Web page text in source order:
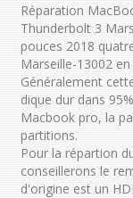
Réparation
Thunderbolt 3
pouces 2018
Marseille-13002 en
Généralement
dique dur dans
Macbook pro, la
partitions.
Pour la répartion
conseillerons le
d'origine est un